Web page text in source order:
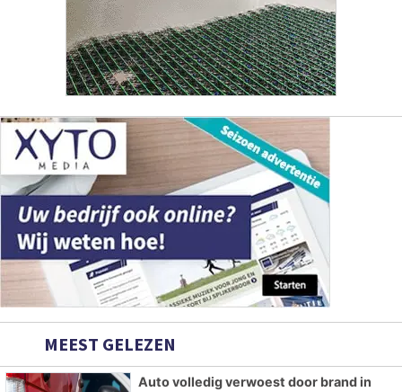
MEEST GELEZEN
Auto volledig verwoest door brand in